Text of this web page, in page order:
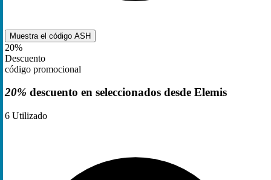
Muestra el código ASH
20%
Descuento
código promocional
20% descuento en seleccionados desde Elemis
6 Utilizado